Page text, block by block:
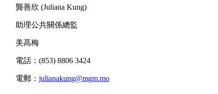
龔善欣 (Juliana Kung)
助理公共關係總監
美高梅
電話：(853) 8806 3424
電郵： julianakung@mgm.mo